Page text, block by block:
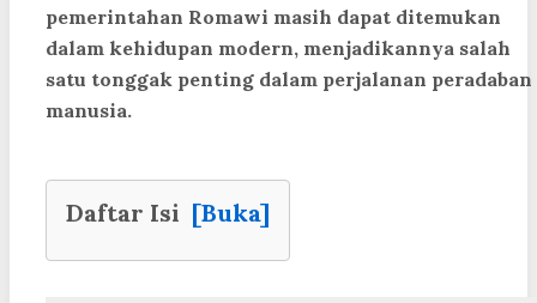
pemerintahan Romawi masih dapat ditemukan
dalam kehidupan modern, menjadikannya salah
satu tonggak penting dalam perjalanan peradaban
manusia.
Daftar Isi [Buka]